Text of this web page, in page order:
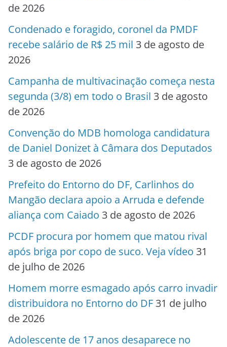
de 2026
Condenado e foragido, coronel da PMDF
recebe salário de R$ 25 mil 3 de agosto de
2026
Campanha de multivacinação começa nesta
segunda (3/8) em todo o Brasil 3 de agosto
de 2026
Convenção do MDB homologa candidatura
de Daniel Donizet à Câmara dos Deputados
3 de agosto de 2026
Prefeito do Entorno do DF, Carlinhos do
Mangão declara apoio a Arruda e defende
aliança com Caiado 3 de agosto de 2026
PCDF procura por homem que matou rival
após briga por copo de suco. Veja vídeo 31
de julho de 2026
Homem morre esmagado após carro invadir
distribuidora no Entorno do DF 31 de julho
de 2026
Adolescente de 17 anos desaparece no